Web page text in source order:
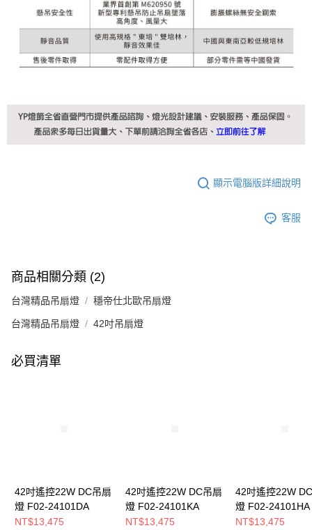
顯示電腦版詳細說明
客服
商品相關分類 (2)
台灣精品吊扇燈 穩帝仕北歐吊扇燈
台灣精品吊扇燈 42吋吊扇燈
必買清單
42吋遙控22W DC吊扇
燈 F02-24101DA
NT$13,475
42吋遙控22W DC吊扇
燈 F02-24101KA
NT$13,475
42吋遙控22W
燈 F02-24101HA
NT$13,475